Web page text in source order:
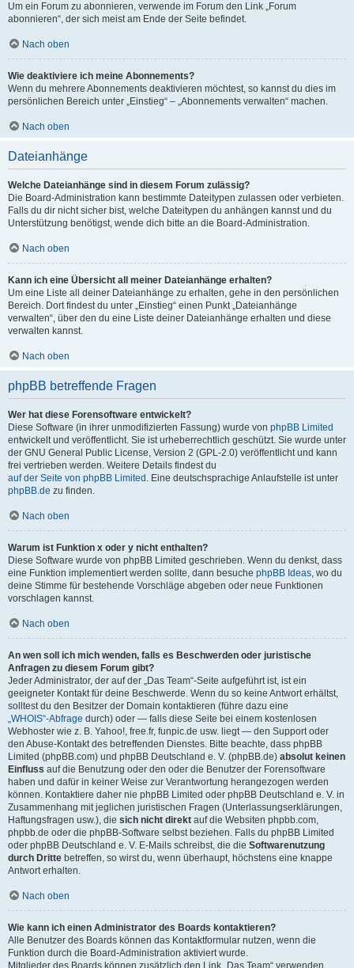
Um ein Forum zu abonnieren, verwende im Forum den Link „Forum
abonnieren“, der sich meist am Ende der Seite befindet.
Nach oben
Wie deaktiviere ich meine Abonnements?
Wenn du mehrere Abonnements deaktivieren möchtest, so kannst du dies im
persönlichen Bereich unter „Einstieg“ – „Abonnements verwalten“ machen.
Nach oben
Dateianhänge
Welche Dateianhänge sind in diesem Forum zulässig?
Die Board-Administration kann bestimmte Dateitypen zulassen oder verbieten.
Falls du dir nicht sicher bist, welche Dateitypen du anhängen kannst und du
Unterstützung benötigst, wende dich bitte an die Board-Administration.
Nach oben
Kann ich eine Übersicht all meiner Dateianhänge erhalten?
Um eine Liste all deiner Dateianhänge zu erhalten, gehe in den persönlichen
Bereich. Dort findest du unter „Einstieg“ einen Punkt „Dateianhänge
verwalten“, über den du eine Liste deiner Dateianhänge erhalten und diese
verwalten kannst.
Nach oben
phpBB betreffende Fragen
Wer hat diese Forensoftware entwickelt?
Diese Software (in ihrer unmodifizierten Fassung) wurde von phpBB Limited
entwickelt und veröffentlicht. Sie ist urheberrechtlich geschützt. Sie wurde unter
der GNU General Public License, Version 2 (GPL-2.0) veröffentlicht und kann
frei vertrieben werden. Weitere Details findest du
auf der Seite von phpBB Limited . Eine deutschsprachige Anlaufstelle ist unter
phpBB.de zu finden.
Nach oben
Warum ist Funktion x oder y nicht enthalten?
Diese Software wurde von phpBB Limited geschrieben. Wenn du denkst, dass
eine Funktion implementiert werden sollte, dann besuche phpBB Ideas, wo du
deine Stimme für bestehende Vorschläge abgeben oder neue Funktionen
vorschlagen kannst.
Nach oben
An wen soll ich mich wenden, falls es Beschwerden oder juristische
Anfragen zu diesem Forum gibt?
Jeder Administrator, der auf der „Das Team“-Seite aufgeführt ist, ist ein
geeigneter Kontakt für deine Beschwerde. Wenn du so keine Antwort erhältst,
solltest du den Besitzer der Domain kontaktieren (führe dazu eine
„WHOIS“-Abfrage durch) oder — falls diese Seite bei einem kostenlosen
Webhoster wie z. B. Yahoo!, free.fr, funpic.de usw. liegt — den Support oder
den Abuse-Kontakt des betreffenden Dienstes. Bitte beachte, dass phpBB
Limited (phpBB.com) und phpBB Deutschland e. V. (phpBB.de) absolut keinen
Einfluss auf die Benutzung oder den oder die Benutzer der Forensoftware
haben und dafür in keiner Weise zur Verantwortung herangezogen werden
können. Kontaktiere daher nie phpBB Limited oder phpBB Deutschland e. V. in
Zusammenhang mit jeglichen juristischen Fragen (Unterlassungserklärungen,
Haftungsfragen usw.), die sich nicht direkt auf die Websiten phpbb.com,
phpbb.de oder die phpBB-Software selbst beziehen. Falls du phpBB Limited
oder phpBB Deutschland e. V. E-Mails schreibst, die die Softwarenutzung
durch Dritte betreffen, so wirst du, wenn überhaupt, höchstens eine knappe
Antwort erhalten.
Nach oben
Wie kann ich einen Administrator des Boards kontaktieren?
Alle Benutzer des Boards können das Kontaktformular nutzen, wenn die
Funktion durch die Board-Administration aktiviert wurde.
Mitglieder des Boards können zusätzlich den Link „Das Team“ verwenden.